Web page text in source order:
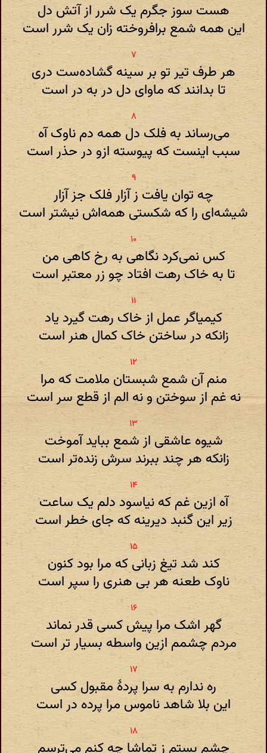
هست سوز جگرم یک شرر از آتش دل
این همه شمع برافروخته زان یک شرر است
هر طرف تیر تو بر سینه گشاده‌ست دری
تا بدانند که ماوای دل در به در است
می‌رساند به فلک دل همه دم ناوک آه
سبب اینست که پیوسته ازو در حذر است
چه توان یافت ز آزار فلک جز آزار
شیشه‌ای را که شکستی همه‌اش نیشتر است
کس نمی‌کرد نگاهی به رخ کاهی من
تا به خاک رهت افتاد چو زر معتبر است
کیمیاگر عمل از خاک رهت گیرد یاد
زانکه در ساختن خاک کمال هنر است
منم آن شمع شبستان ملامت که مرا
نه غم از سوختن و نه الم از قطع سر است
شیوه عاشقی از شمع بباید آموخت
زانکه هر چند ببرند سرش زنده‌تر است
آه ازین غم که نیاسود دلم یک ساعت
زیر این گنبد دیرینه که جای خطر است
کند شد تیغ زبانی که مرا بود کنون
ناوک طعنه هر بی هنری را سپر است
گهر اشک مرا پیش کسی قدر نماند
مردم چشمم ازین واسطه بسیار تر است
ره ندارم به سرا پردهٔ مقبول کسی
این بلا شاهد ناموس مرا پرده در است
چشم بستم ز تماشا چه کنم می‌ترسم